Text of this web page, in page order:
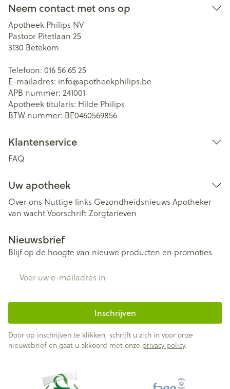
Neem contact met ons op
Apotheek Philips NV
Pastoor Pitetlaan 25
3130 Betekom
Telefoon: 016 56 65 25
E-mailadres: info@apotheekphilips.be
APB nummer: 241001
Apotheek titularis: Hilde Philips
BTW nummer: BE0460569856
Klantenservice
FAQ
Uw apotheek
Over ons Nuttige links Gezondheidsnieuws Apotheker
van wachtVoorschriftZorgtarieven
Nieuwsbrief
Blijf op de hoogte van nieuwe producten en promoties
Inschrijven
Door op inschrijven te klikken, schrijft u zich in voor onze
nieuwsbrief en gaat u akkoord met onze privacy policy.